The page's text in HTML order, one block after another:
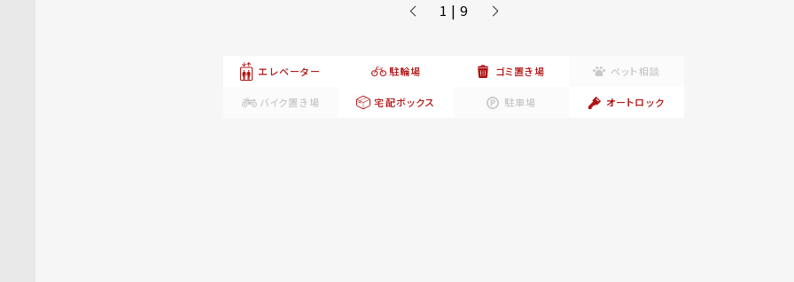
1 | 9
エレベーター 駐輪場 ゴミ置き場 ペット相談
バイク置き場 宅配ボックス 駐車場 オートロック